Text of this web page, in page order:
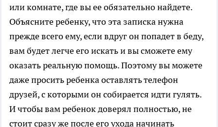
или комнате, где вы ее обязательно найдете.
Объясните ребенку, что эта записка нужна
прежде всего ему, если вдруг он попадет в беду,
вам будет легче его искать и вы сможете ему
оказать реальную помощь. Поэтому вы можете
даже просить ребенка оставлять телефон
друзей, с которыми он собирается идти гулять.
И чтобы вам ребенок доверял полностью, не
стоит сразу же после его ухода начинать